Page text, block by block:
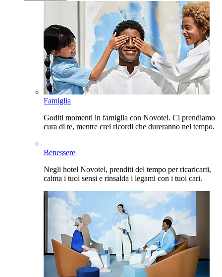
Famiglia
Goditi momenti in famiglia con Novotel. Ci prendiamo
cura di te, mentre crei ricordi che dureranno nel tempo.
Benessere
Negli hotel Novotel, prenditi del tempo per ricaricarti,
calma i tuoi sensi e rinsalda i legami con i tuoi cari.